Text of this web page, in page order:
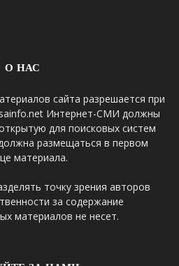
О НАС
сайта разрешается при
Интернет-СМИ должны
для поисковых систем
размещаться в первом
материала.
точку зрения авторов
за содержание
материалов не несет.